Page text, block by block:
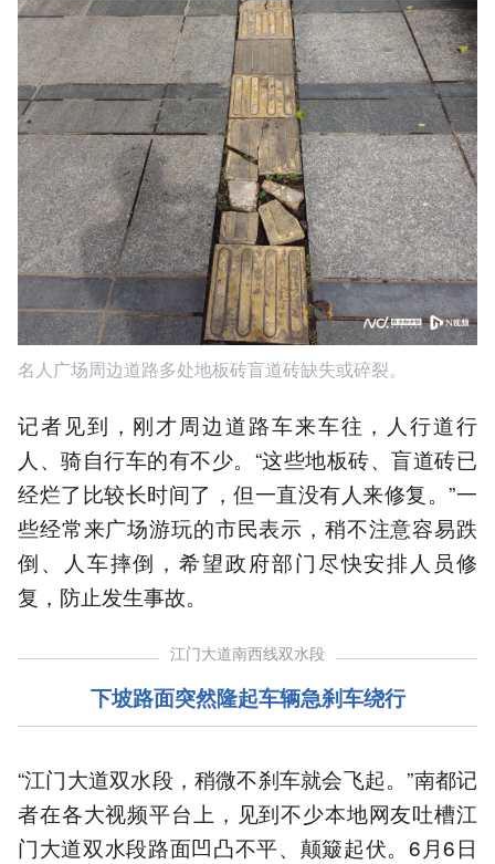
名人广场周边道路多处地板砖盲道砖缺失或碎裂。
记者见到，刚才周边道路车来车往，人行道行
人、骑自行车的有不少。“这些地板砖、盲道砖已
经烂了比较长时间了，但一直没有人来修复。”一
些经常来广场游玩的市民表示，稍不注意容易跌
倒、人车摔倒，希望政府部门尽快安排人员修
复，防止发生事故。
江门大道南西线双水段
下坡路面突然隆起车辆急刹车绕行
“江门大道双水段，稍微不刹车就会飞起。”南都记
者在各大视频平台上，见到不少本地网友吐槽江
门大道双水段路面凹凸不平、颠簸起伏。6月6日